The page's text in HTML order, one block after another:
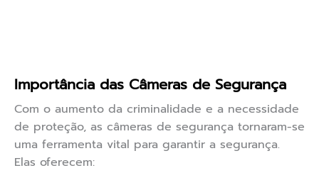
Importância das Câmeras de Segurança
Com o aumento da criminalidade e a necessidade
de proteção, as câmeras de segurança tornaram-se
uma ferramenta vital para garantir a segurança.
Elas oferecem: